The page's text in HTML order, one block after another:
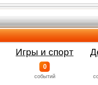
Игры и спорт
0
событий